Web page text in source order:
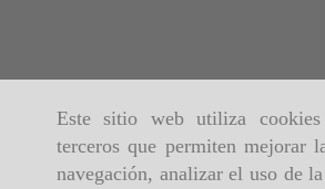
Este sitio web utiliza
terceros que permiten mejorar
navegación, analizar el uso de